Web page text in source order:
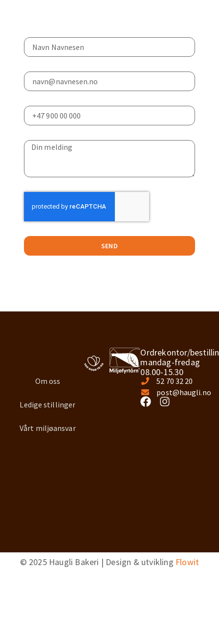
SEND
Om oss
Ledige stillinger
Vårt miljøansvar
Ordrekontor/
mandag-fredag
08.00-15.30
52 70 32 20
post@haugli.no
© 2025 Haugli Bakeri | Design & utvikling Flowit